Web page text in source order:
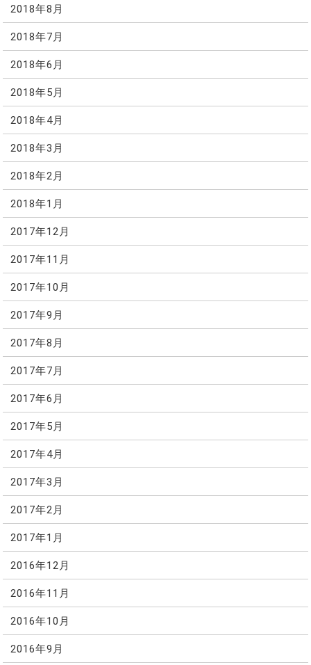
2018年8月
2018年7月
2018年6月
2018年5月
2018年4月
2018年3月
2018年2月
2018年1月
2017年12月
2017年11月
2017年10月
2017年9月
2017年8月
2017年7月
2017年6月
2017年5月
2017年4月
2017年3月
2017年2月
2017年1月
2016年12月
2016年11月
2016年10月
2016年9月